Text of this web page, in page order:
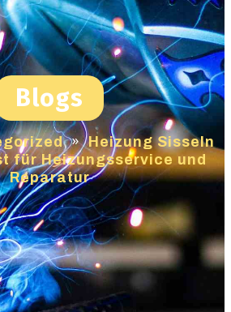
Blogs
» Heizung Sisseln
für Heizungsservice und
Reparatur